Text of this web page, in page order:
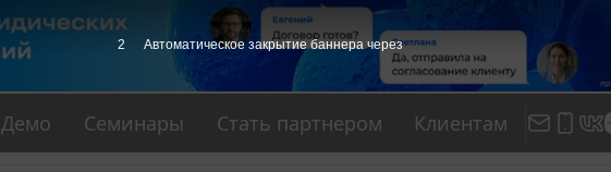
Демо Семинары Стать партнером Клиентам
2 Автоматическое закрытие баннера через